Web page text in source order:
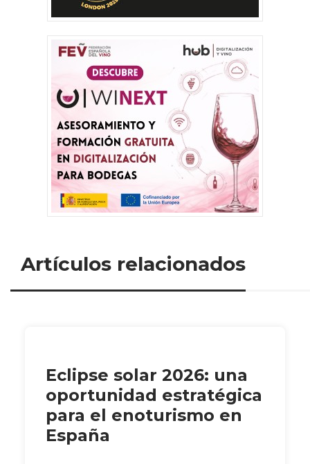
Artículos relacionados
Eclipse solar 2026: una
oportunidad estratégica
para el enoturismo en
España